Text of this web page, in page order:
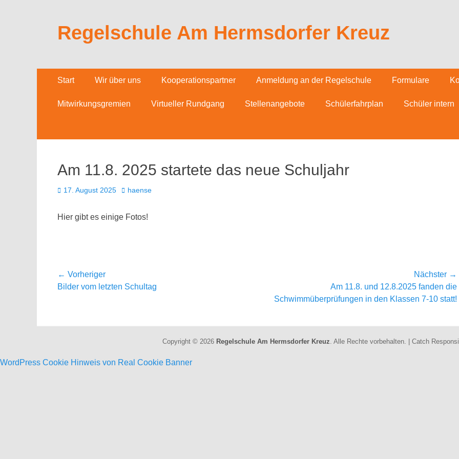
Regelschule Am Hermsdorfer Kreuz
Primäres
springen
Start Wir über uns Kooperationspartner Anmeldung an der Regelschule Formulare
Mitwirkungsgremien Virtueller Rundgang Stellenangebote Schülerfahrplan Schüler intern
Am 11.8. 2025 startete das neue Schuljahr
Veröffentlicht
17. August 2025 Autor
haense
Hier gibt es einige Fotos!
Beitragsnavigation
← Vorheriger
Vorheriger
Bilder vom letzten Schultag
Nächster →
Beitrag:
Am 11.8. und 12.8.2025 fanden die
Schwimmüberprüfungen in den Klassen 7-10 statt!
Copyright © 2026 Regelschule Am Hermsdorfer Kreuz. Alle Rechte vorbehalten. | Catch
WordPress Cookie Hinweis von Real Cookie Banner